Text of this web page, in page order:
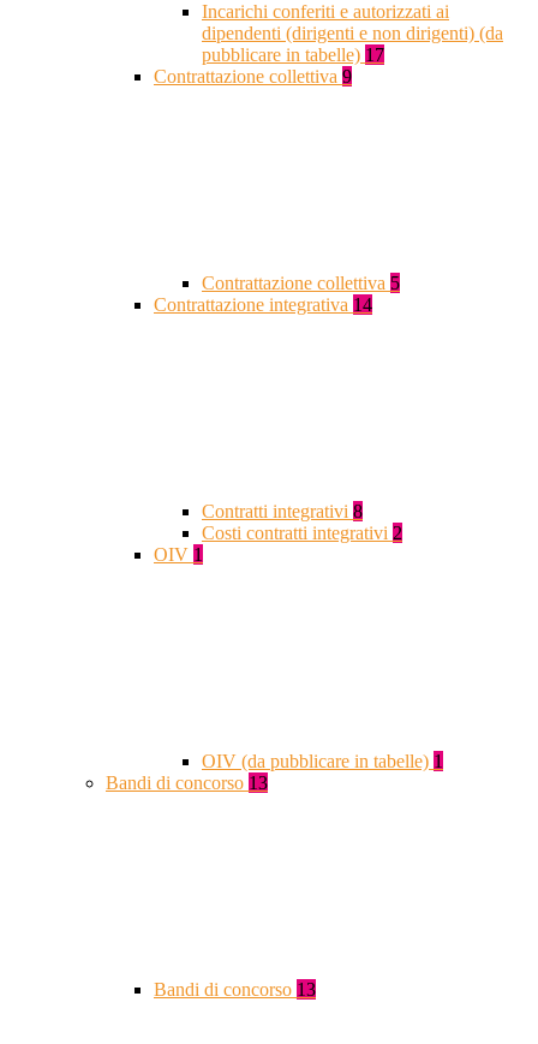
Incarichi conferiti e autorizzati ai
dipendenti (dirigenti e non dirigenti) (da
pubblicare in tabelle) 17
Contrattazione collettiva 9
Contrattazione collettiva 5
Contrattazione integrativa 14
Contratti integrativi 8
Costi contratti integrativi 2
OIV 1
OIV (da pubblicare in tabelle) 1
Bandi di concorso 13
Bandi di concorso 13